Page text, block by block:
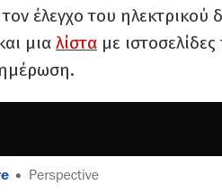
έλεγχο του ηλεκτρικού
μια λίστα με